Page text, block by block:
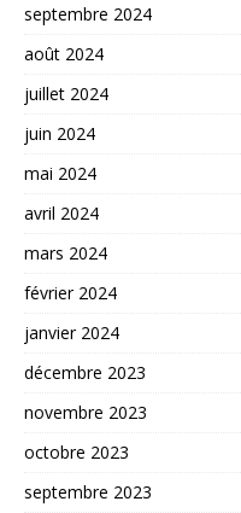
septembre 2024
août 2024
juillet 2024
juin 2024
mai 2024
avril 2024
mars 2024
février 2024
janvier 2024
décembre 2023
novembre 2023
octobre 2023
septembre 2023